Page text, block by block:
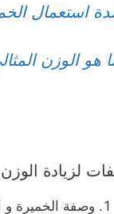
استعمال
هو الوزن
لزيادة الوزن